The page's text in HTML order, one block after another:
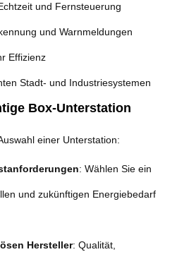
und Fernsteuerung
und Warnmeldungen
Effizienz
Stadt- und Industriesystemen
Box-Unterstation
einer Unterstation:
: Wählen Sie ein
und zukünftigen Energiebedarf
Hersteller: Qualität,